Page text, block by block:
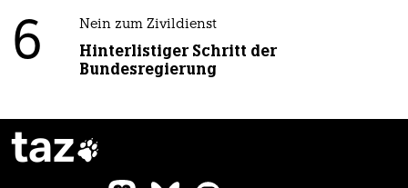
6 Nein zum Zivildienst
Hinterlistiger Schritt der
Bundesregierung
taz